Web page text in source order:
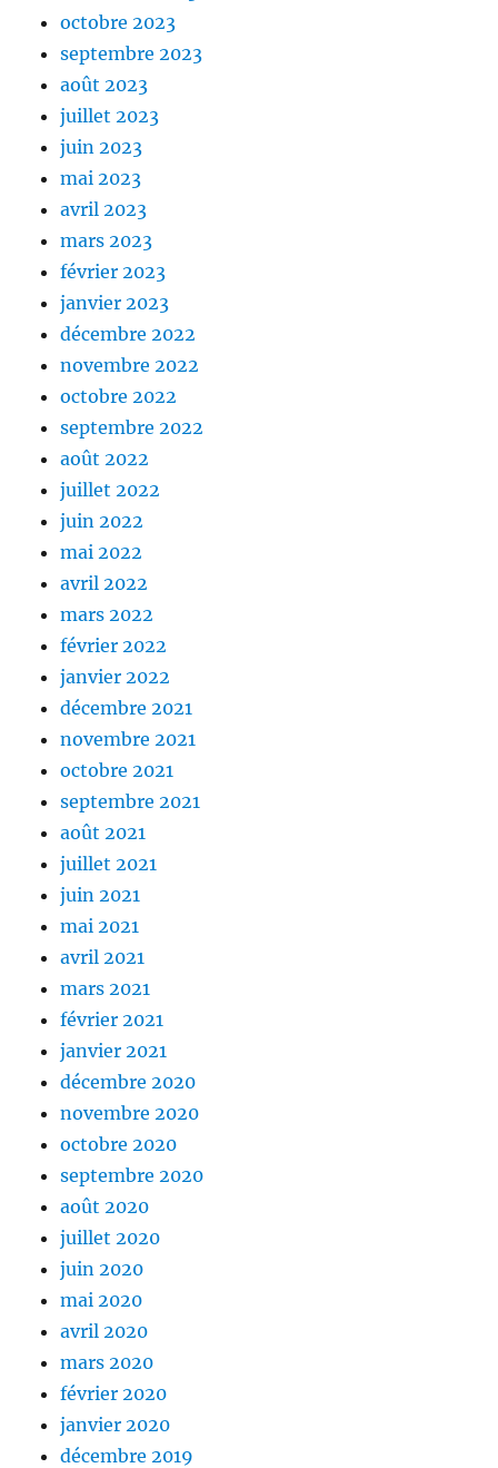
octobre 2023
septembre 2023
août 2023
juillet 2023
juin 2023
mai 2023
avril 2023
mars 2023
février 2023
janvier 2023
décembre 2022
novembre 2022
octobre 2022
septembre 2022
août 2022
juillet 2022
juin 2022
mai 2022
avril 2022
mars 2022
février 2022
janvier 2022
décembre 2021
novembre 2021
octobre 2021
septembre 2021
août 2021
juillet 2021
juin 2021
mai 2021
avril 2021
mars 2021
février 2021
janvier 2021
décembre 2020
novembre 2020
octobre 2020
septembre 2020
août 2020
juillet 2020
juin 2020
mai 2020
avril 2020
mars 2020
février 2020
janvier 2020
décembre 2019